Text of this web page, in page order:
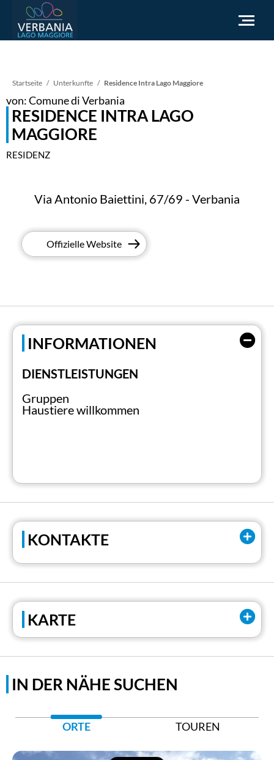
Wie man ankommt
Touristeninformation
Wetter
Brauchen Sie Hilfe
Pfadnavigation
Startseite Unterkunfte Residence Intra Lago Maggiore
von: Comune di Verbania
RESIDENCE INTRA LAGO
MAGGIORE
RESIDENZ
Via Antonio Baiettini, 67/69 - Verbania
Offizielle Website
INFORMATIONEN
DIENSTLEISTUNGEN
Gruppen
Haustiere willkommen
KONTAKTE
EMail:
info@residenzaintralagomaggiore.com
Tel:
KARTE
IN DER NÄHE SUCHEN
ORTE TOUREN